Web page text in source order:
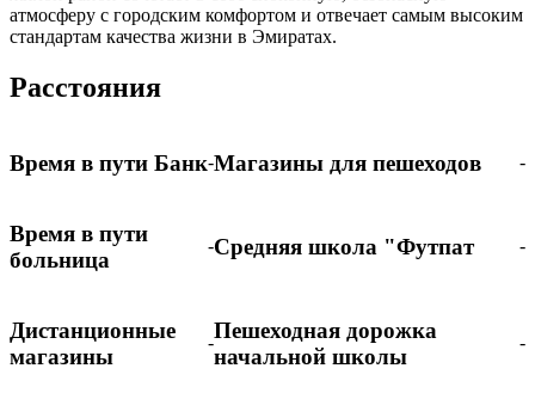
атмосферу с городским комфортом и отвечает самым высоким
стандартам качества жизни в Эмиратах.
Расстояния
Время в пути Банк-Магазины для пешеходов -
Время в пути
больница
-Средняя школа "Футпат -
Дистанционные
магазины
-Пешеходная дорожка
начальной школы
-